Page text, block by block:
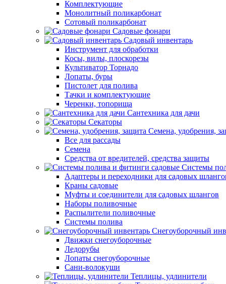
Комплектующие
Монолитный поликарбонат
Сотовый поликарбонат
Садовые фонари
Садовый инвентарь
Инструмент для обработки
Косы, вилы, плоскорезы
Культиватор Торнадо
Лопаты, буры
Пистолет для полива
Тачки и комплектующие
Черенки, топорища
Сантехника для дачи
Секаторы
Семена, удобрения,
Все для рассады
Семена
Средства от вредителей, средства защиты
Системы
Адаптеры и переходники для садовых
Краны садовые
Муфты и соединители для садовых шлангов
Наборы поливочные
Распылители поливочные
Системы полива
Снегоуборочный
Движки снегоуборочные
Ледорубы
Лопаты снегоуборочные
Сани-волокуши
Теплицы, удлинители